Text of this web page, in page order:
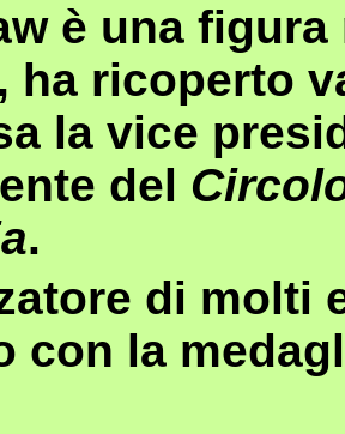
è una
ha ricoperto
la vice
del
.
di molti
con la